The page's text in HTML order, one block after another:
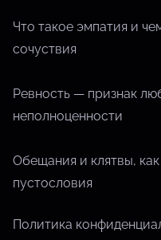
Что такое эмпатия и
сочуствия
Ревность — признак
неполноценности
Обещания и клятвы,
пустословия
Политика